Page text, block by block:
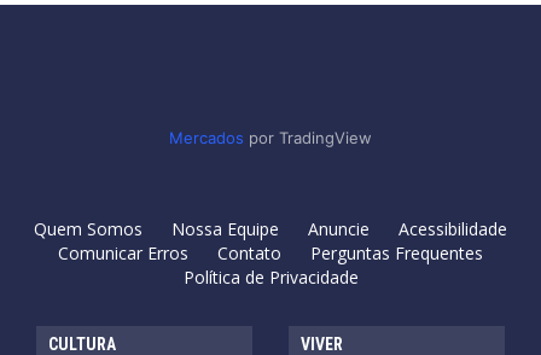
Mercados por TradingView
Quem Somos Nossa Equipe Anuncie
Acessibilidade
Comunicar Erros
Contato
Perguntas Frequentes
Política de Privacidade
CULTURA VIVER